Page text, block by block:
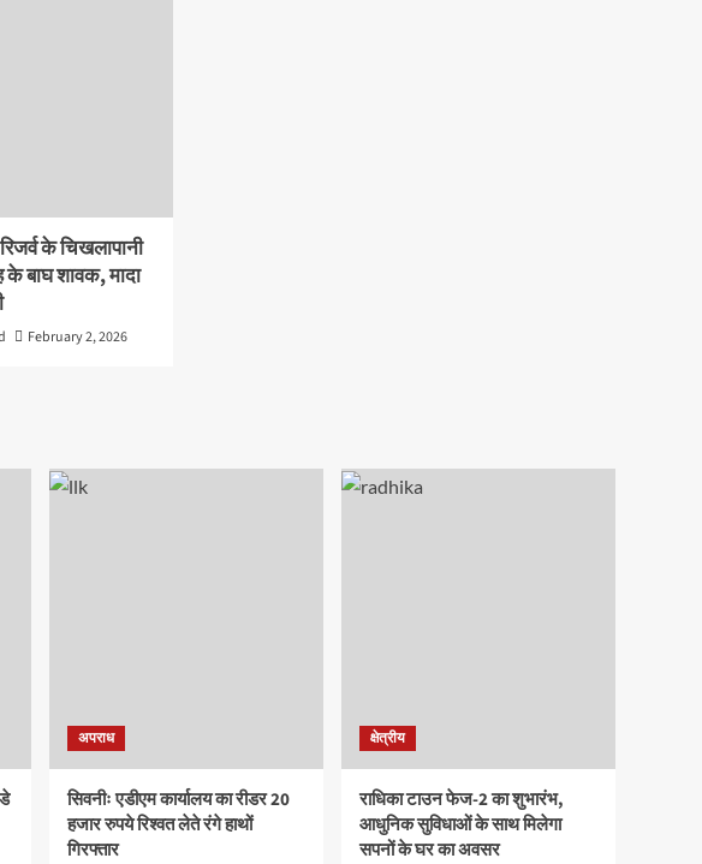
के चिखलापानी
बाघ शावक, मादा
February 2, 2026
अपराध
सिवनीः एडीएम कार्यालय का रीडर 20
हजार रुपये रिश्वत लेते रंगे हाथों
गिरफ्तार
क्षेत्रीय
राधिका टाउन फेज-2 का शुभारंभ,
आधुनिक सुविधाओं के साथ मिलेगा
सपनों के घर का अवसर